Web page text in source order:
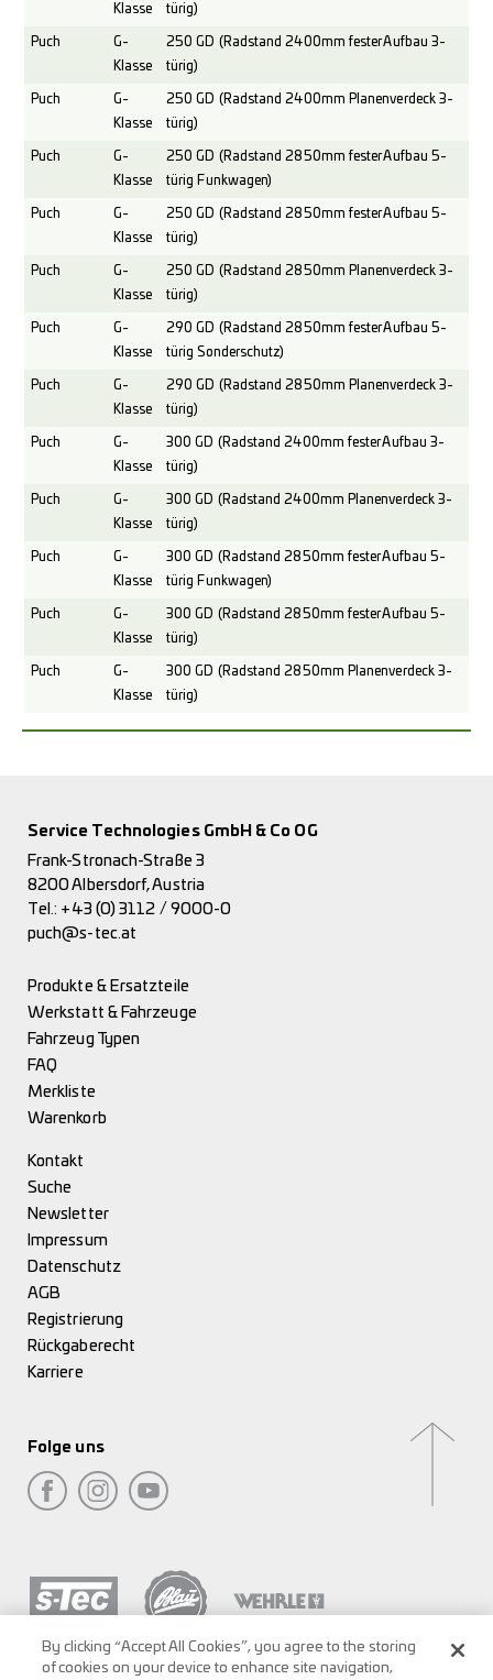
Klasse
türig)
Puch
G-
Klasse
250 GD (Radstand 2400mm fester Aufbau 3-
türig)
Puch
G-
Klasse
250 GD (Radstand 2400mm Planenverdeck 3-
türig)
Puch
G-
Klasse
250 GD (Radstand 2850mm fester Aufbau 5-
türig Funkwagen)
Puch
G-
Klasse
250 GD (Radstand 2850mm fester Aufbau 5-
türig)
Puch
G-
Klasse
250 GD (Radstand 2850mm Planenverdeck 3-
türig)
Puch
G-
Klasse
290 GD (Radstand 2850mm fester Aufbau 5-
türig Sonderschutz)
Puch
G-
Klasse
290 GD (Radstand 2850mm Planenverdeck 3-
türig)
Puch
G-
Klasse
300 GD (Radstand 2400mm fester Aufbau 3-
türig)
Puch
G-
Klasse
300 GD (Radstand 2400mm Planenverdeck 3-
türig)
Puch
G-
Klasse
300 GD (Radstand 2850mm fester Aufbau 5-
türig Funkwagen)
Puch
G-
Klasse
300 GD (Radstand 2850mm fester Aufbau 5-
türig)
Puch
G-
Klasse
300 GD (Radstand 2850mm Planenverdeck 3-
türig)
Service Technologies GmbH & Co OG
Frank-Stronach-Straße 3
8200 Albersdorf, Austria
Tel.: +43 (0) 3112 / 9000-0
puch@s-tec.at
Produkte & Ersatzteile
Werkstatt & Fahrzeuge
Fahrzeug Typen
FAQ
Merkliste
Warenkorb
Kontakt
Suche
Newsletter
Impressum
Datenschutz
AGB
Registrierung
Rückgaberecht
Karriere
Folge uns
By clicking “Accept All Cookies”, you agree to the storing
of cookies on your device to enhance site navigation,